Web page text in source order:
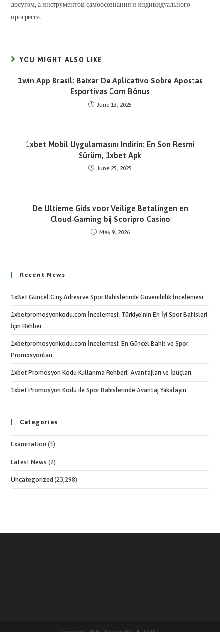
досугом, а инструментом самоосознания и индивидуального
прогресса.
YOU MIGHT ALSO LIKE
1win App Brasil: Baixar De Aplicativo Sobre Apostas
Esportivas Com Bônus
June 13, 2025
1xbet Mobil Uygulamasını Indirin: En Son Resmi
Sürüm, 1xbet Apk
June 25, 2025
De Ultieme Gids voor Veilige Betalingen en
Cloud‑Gaming bij Scoripro Casino
May 9, 2026
Recent News
1xBet Güncel Giriş Adresi ve Spor Bahislerinde Güvenilirlik İncelemesi
1xbetpromosyonkodu.com İncelemesi: Türkiye’nin En İyi Spor Bahisleri
İçin Rehber
1xbetpromosyonkodu.com İncelemesi: En Güncel Bahis ve Spor
Promosyonları
1xbet Promosyon Kodu Kullanma Rehberi: Avantajları ve İpuçları
1xbet Promosyon Kodu ile Spor Bahislerinde Avantaj Yakalayın
Categories
Examination (1)
Latest News (2)
Uncategorized (23,298)